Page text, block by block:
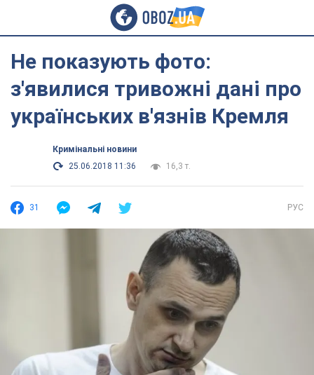
Не показують фото:
з'явилися тривожні дані про
українських в'язнів Кремля
Кримінальні новини
25.06.2018 11:36
16,3 т.
31 РУС